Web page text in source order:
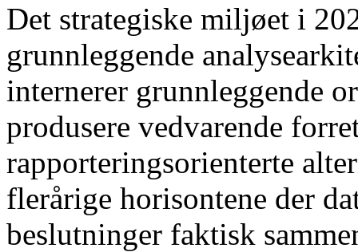
Det strategiske miljøet i
grunnleggende
internerer grunnleggende
produsere vedvarende
rapporteringsorienterte
flerårige horisontene der
beslutninger faktisk